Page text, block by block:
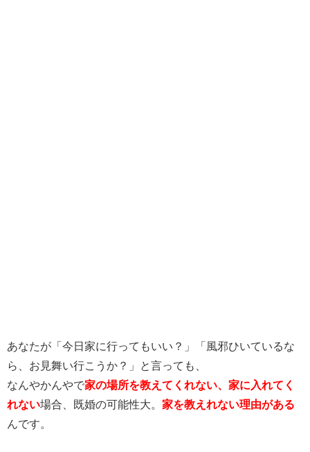
あなたが「今日家に行ってもいい？」「風邪ひいているな
ら、お見舞い行こうか？」と言っても、
なんやかんやで家の場所を教えてくれない、家に入れてく
れない場合、既婚の可能性大。 家を教えれない理由がある
んです。